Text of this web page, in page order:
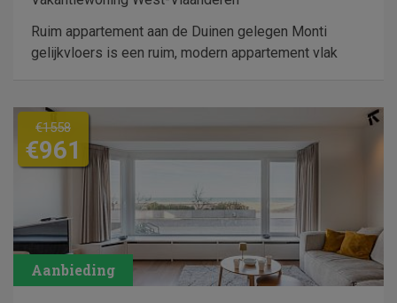
Ruim appartement aan de Duinen gelegen Monti
gelijkvloers is een ruim, modern appartement vlak
€1558
€961